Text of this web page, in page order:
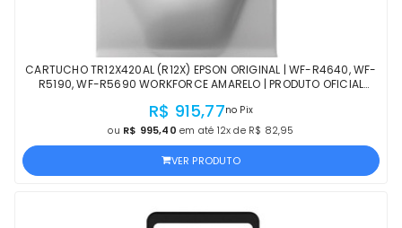
CARTUCHO TR12X420AL (R12X) EPSON ORIGINAL | WF-R4640, WF-
R5190, WF-R5690 WORKFORCE AMARELO | PRODUTO OFICIAL
R$ 915,77no Pix
ou R$ 995,40 em até 12x de R$ 82,95
VER PRODUTO